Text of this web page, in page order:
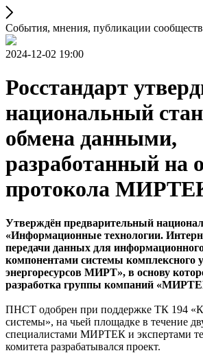
События, мнения, публикации
2024-12-02 19:00
Росстандарт
национальный
обмена данными,
разработанный на
протокола
Утверждён предварительный
«Информационные технологии.
передачи данных для
компонентами системы комплексного
энергоресурсов МИРТ», в основу
разработка группы компаний
ПНСТ одобрен при поддержке ТК 194
системы», на чьей площадке в течение
специалистами МИРТЕК и экспертами
комитета разрабатывался проект.